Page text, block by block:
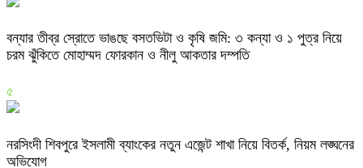
বন্যার তীব্র স্রোতে ভাঙছে বসতভিটা ও কৃষি জমি: ৩ কন্যা ও ১ পুত্র নিয়ে
চরম ঝুঁকিতে মোহাম্মদ ফোরকান ও নীলু আকতার দম্পতি
৫
নরসিংদী শিবপুরে ইসলামী ব্যাংকের নতুন এজেন্ট শাখা নিয়ে বিতর্ক, নিয়ম লঙ্ঘনের
অভিযোগ